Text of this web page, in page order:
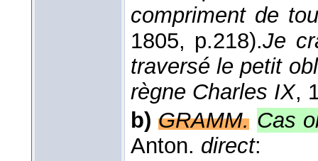
compriment de
1805, p.218).Je
traversé le petit
règne Charles IX,
b) GRAMM. Cas
Anton. direct: